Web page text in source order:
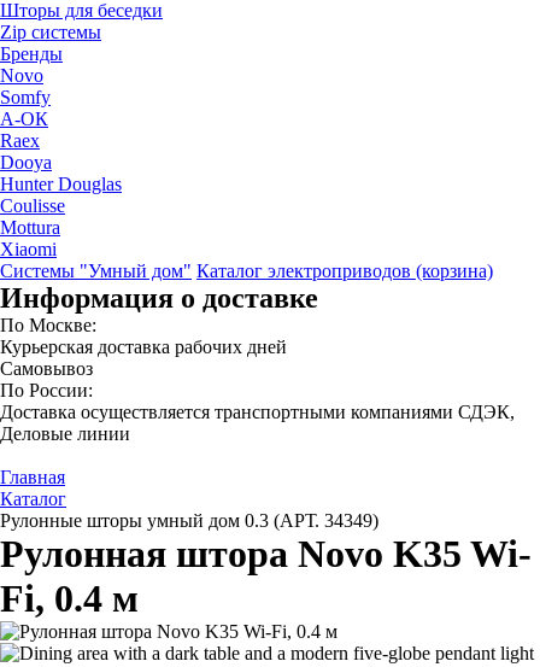
Шторы для беседки
Zip системы
Бренды
Novo
Somfy
А-ОК
Raex
Dooya
Hunter Douglas
Coulisse
Mottura
Xiaomi
Системы "Умный дом" Каталог электроприводов (корзина)
Информация о доставке
По Москве:
Курьерская доставка рабочих дней
Самовывоз
По России:
Доставка осуществляется транспортными компаниями СДЭК,
Деловые линии
Главная
Каталог
Рулонные шторы умный дом 0.3 (АРТ. 34349)
Рулонная штора Novo K35 Wi-
Fi, 0.4 м